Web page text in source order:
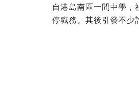
自港島南區一間中學，
停職務。其後引發不少